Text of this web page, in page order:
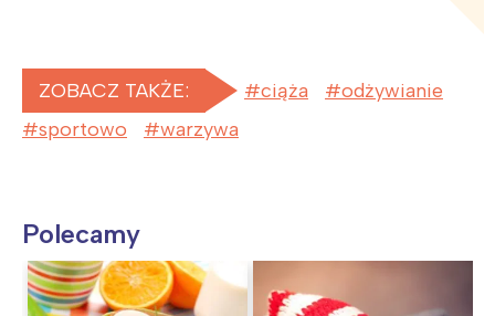
ZOBACZ TAKŻE: ciąża
odżywianie
sportowo
warzywa
Polecamy